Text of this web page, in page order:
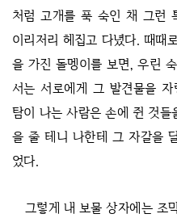
처럼 고개를 푹 숙인 채 그런
이리저리 헤집고 다녔다. 때때
을 가진 돌멩이를 보면, 우린
서는 서로에게 그 발견물을
탐이 나는 사람은 손에 쥔 것
을 줄 테니 나한테 그 자갈을
었다.
그렇게 내 보물 상자에는 조